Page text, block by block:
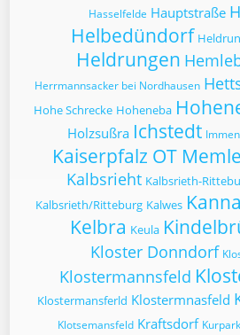
Hasselfelde Hauptstraße
Helbedündorf
Heldrungen
Herrmannsacker bei Nordhausen
Hohe Schrecke Hoheneba
Holzsußra Ichstedt
Kaiserpfalz OT
Kalbsrieht Kalbsrieth-
Kalbsrieth/Ritteburg Kalwes
Kelbra Keula
Kloster Donndorf
Klostermannsfeld
Klostermansferld Klostermnasfeld
Klotsemansfeld Kraftsdorf Kurpark